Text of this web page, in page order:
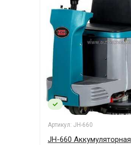
Артикул: JH-660
JH-660 Аккумуляторная